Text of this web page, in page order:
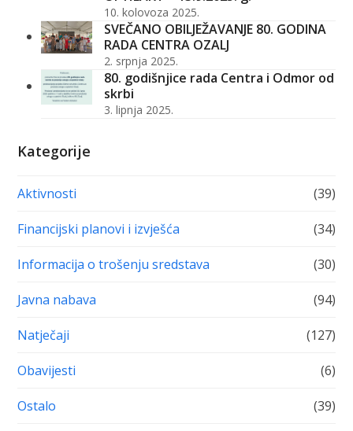
10. kolovoza 2025.
SVEČANO OBILJEŽAVANJE 80. GODINA
RADA CENTRA OZALJ
2. srpnja 2025.
80. godišnjice rada Centra i Odmor od
skrbi
3. lipnja 2025.
Kategorije
Aktivnosti (39)
Financijski planovi i izvješća (34)
Informacija o trošenju sredstava (30)
Javna nabava (94)
Natječaji (127)
Obavijesti (6)
Ostalo (39)